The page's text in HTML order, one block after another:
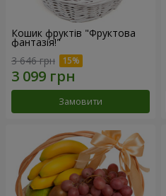
Кошик фруктів "Фруктова
фантазія!"
3 646 грн
Замовити